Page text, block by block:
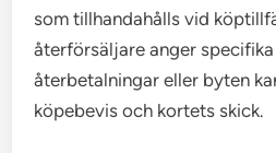
som tillhandahålls vid
återförsäljare anger
återbetalningar eller byten
köpebevis och kortets skick.